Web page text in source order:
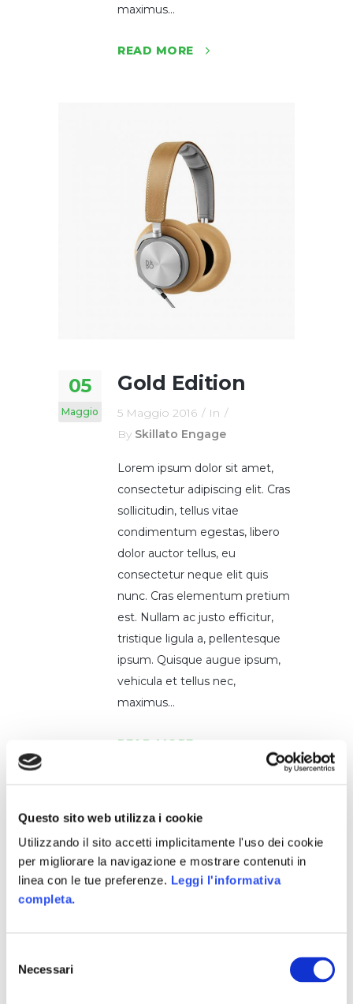
Questo sito web utilizza i cookie
Utilizzando il sito accetti implicitamente l'uso dei cookie
per migliorare la navigazione e mostrare contenuti in
linea con le tue preferenze. Leggi l'informativa
completa.
delNecessari
maximus...
READ MORE
05
Maggio
Gold Edition
5 Maggio 2016
In
By Skillato Engage
Lorem ipsum dolor sit amet,
consectetur adipiscing elit. Cras
sollicitudin, tellus vitae
condimentum egestas, libero
dolor auctor tellus, eu
consectetur neque elit quis
nunc. Cras elementum pretium
est. Nullam ac justo efficitur,
tristique ligula a, pellentesque
ipsum. Quisque augue ipsum,
vehicula et tellus nec,
maximus...
READ MORE